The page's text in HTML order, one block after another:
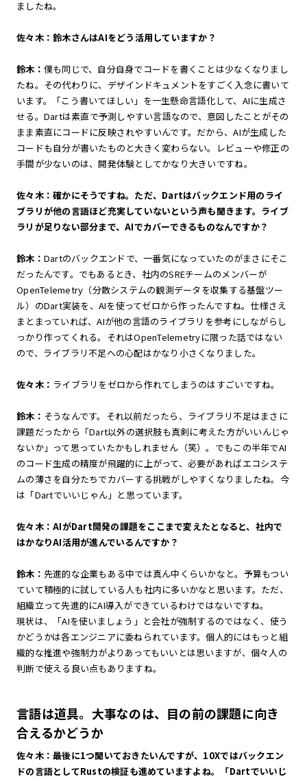
ましたね。
佐々木：鈴木さんはAIをどう活用していますか？
鈴木： 僕も同じで、自分自身でコードを書くことは少なくなりまし
たね。その代わりに、デザインドキュメントをすごく入念に書いて
います。「こう書いてほしい」を一生懸命言語化して、AIに生成さ
せる。Dartは素直で予測しやすい言語なので、意図したことがその
まま素直にコードに反映されやすいんです。だから、AIが生成した
コードも自分が書いたものと大きく変わらない。レビューや修正の
手間が少ないのは、開発体験としてかなり大きいですね。
佐々木：確かにそうですね。ただ、Dartはバックエンド用のライ
ブラリが他の言語ほど充実していないという声も聞きます。ライブ
ラリが足りない部分まで、AIでカバーできるものなんですか？
鈴木： Dartのバックエンドで、一番気になっていたのがまさにそこ
だったんです。でもあるとき、社内のSREチームのメンバーが
OpenTelemetry（分散システムの観測データを収集する基盤ツー
ル）のDart実装を、AIを使ってゼロから作ったんですね。仕様さえ
まとまっていれば、AIが他の言語のライブラリを参考にしながらし
っかり作ってくれる。それはOpenTelemetryに限った話ではない
ので、ライブラリ不足への心配はかなり小さくなりました。
佐々木： ライブラリをゼロから作れてしまうのはすごいですね。
鈴木： そうなんです。それ以前だったら、ライブラリ不足はまさに
課題だったから「Dart以外の選択肢も真剣に考えた方がいいんじゃ
ないか」って思っていたかもしれません（笑）。でもこの半年でAI
のコード生成の精度が飛躍的に上がって、必要があればエコシステ
ムの薄さを自分たちでカバーする挑戦がしやすくなりましたね。今
は「Dartでいいじゃん」と思っています。
佐々木：AIがDart開発の課題をここまで変えたとなると、社内で
はかなりAI活用が進んでいるんですか？
鈴木： 先進的な企業もある中では真ん中くらいかなと。予算もつい
ていて積極的に試している人も社内に多いかなと思います。ただ、
組織立って先進的にAI導入ができているわけではないですね。
現状は、「AIを使いましょう」と会社が強制するのではなく、使う
かどうかは各エンジニアに委ねられています。個人的にはもっと組
織的な推進や強制力がよりあってもいいとは思いますが、個々人の
判断で使える良い点もありますね。
言語は道具。大事なのは、目の前の課題に向き
合えるかどうか
佐々木：最後に1つ聞いておきたいんですが、10Xではバックエン
ドの言語としてRustの検証も進めていますよね。「Dartでいいじ